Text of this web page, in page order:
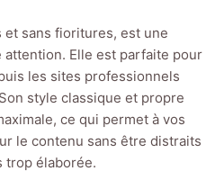
sans fioritures, est une
Elle est parfaite pour
les sites professionnels
style classique et propre
ce qui permet à vos
le contenu sans être distraits
trop élaborée.